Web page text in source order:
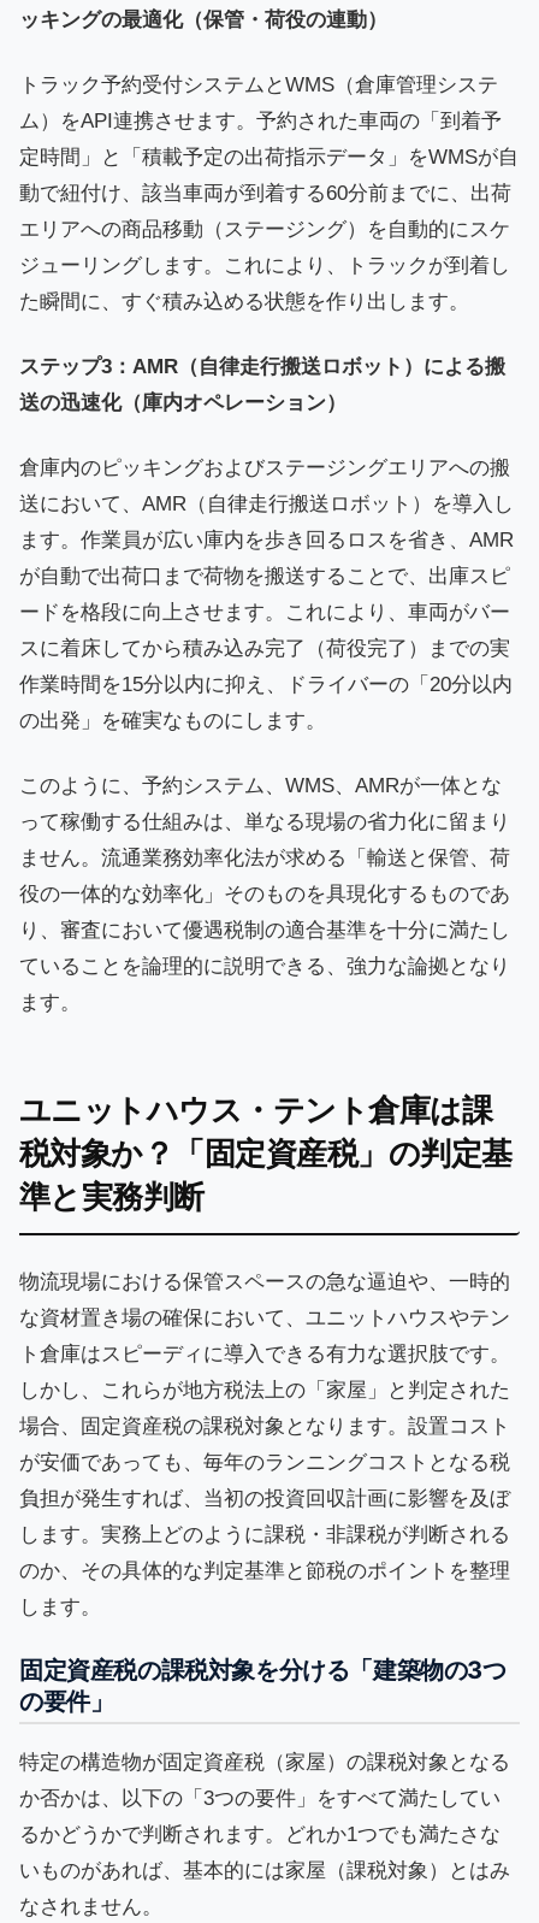
ッキングの最適化（保管・荷役の連動）
トラック予約受付システムとWMS（倉庫管理システ
ム）をAPI連携させます。予約された車両の「到着予
定時間」と「積載予定の出荷指示データ」をWMSが自
動で紐付け、該当車両が到着する60分前までに、出荷
エリアへの商品移動（ステージング）を自動的にスケ
ジューリングします。これにより、トラックが到着し
た瞬間に、すぐ積み込める状態を作り出します。
ステップ3：AMR（自律走行搬送ロボット）による搬
送の迅速化（庫内オペレーション）
倉庫内のピッキングおよびステージングエリアへの搬
送において、AMR（自律走行搬送ロボット）を導入し
ます。作業員が広い庫内を歩き回るロスを省き、AMR
が自動で出荷口まで荷物を搬送することで、出庫スピ
ードを格段に向上させます。これにより、車両がバー
スに着床してから積み込み完了（荷役完了）までの実
作業時間を15分以内に抑え、ドライバーの「20分以内
の出発」を確実なものにします。
このように、予約システム、WMS、AMRが一体とな
って稼働する仕組みは、単なる現場の省力化に留まり
ません。流通業務効率化法が求める「輸送と保管、荷
役の一体的な効率化」そのものを具現化するものであ
り、審査において優遇税制の適合基準を十分に満たし
ていることを論理的に説明できる、強力な論拠となり
ます。
ユニットハウス・テント倉庫は課
税対象か？「固定資産税」の判定基
準と実務判断
物流現場における保管スペースの急な逼迫や、一時的
な資材置き場の確保において、ユニットハウスやテン
ト倉庫はスピーディに導入できる有力な選択肢です。
しかし、これらが地方税法上の「家屋」と判定された
場合、固定資産税の課税対象となります。設置コスト
が安価であっても、毎年のランニングコストとなる税
負担が発生すれば、当初の投資回収計画に影響を及ぼ
します。実務上どのように課税・非課税が判断される
のか、その具体的な判定基準と節税のポイントを整理
します。
固定資産税の課税対象を分ける「建築物の3つ
の要件」
特定の構造物が固定資産税（家屋）の課税対象となる
か否かは、以下の「3つの要件」をすべて満たしてい
るかどうかで判断されます。どれか1つでも満たさな
いものがあれば、基本的には家屋（課税対象）とはみ
なされません。